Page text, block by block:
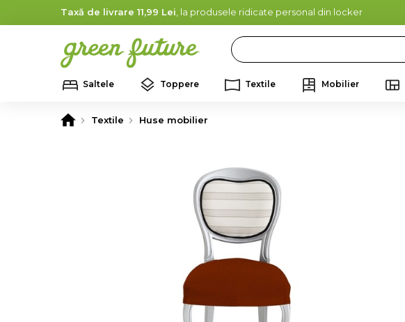
Taxă de livrare 11,99 Lei , la produsele ridicate personal din locker
Saltele Toppere Textile Mobilier
Textile Huse mobilier